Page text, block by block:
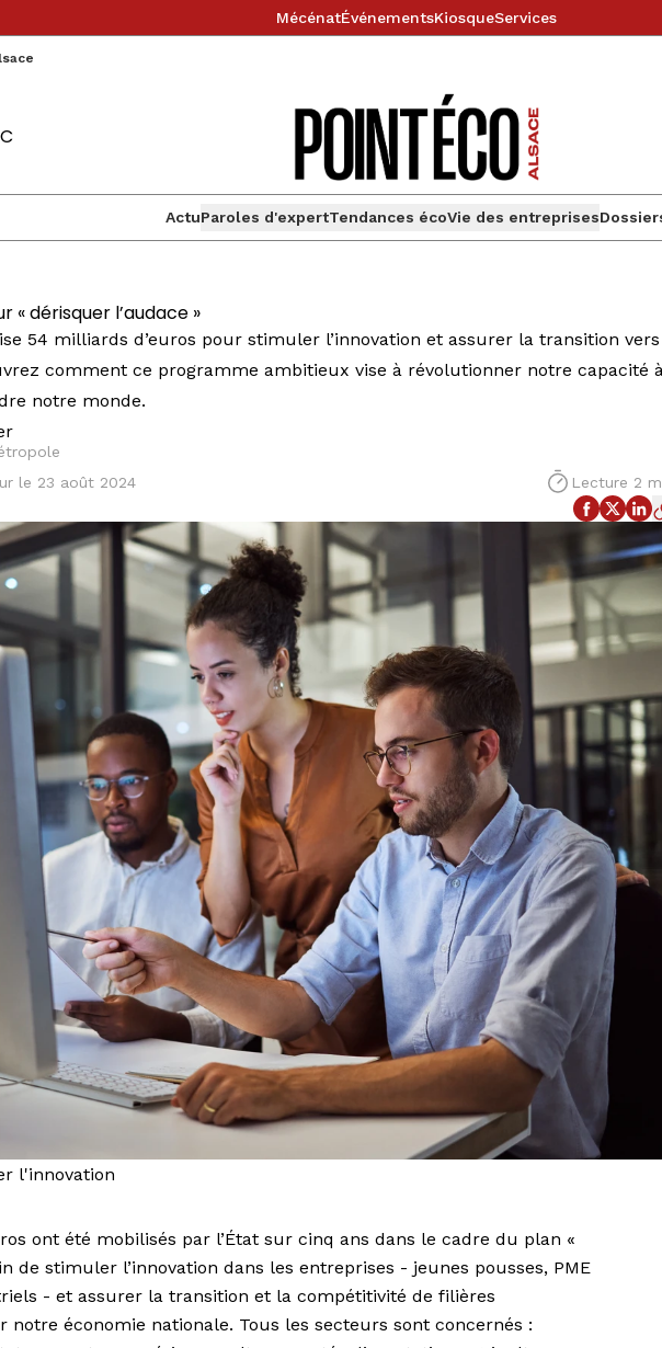
MécénatÉvénementsKiosqueServices
ActuParoles d'expertTendances écoVie des entreprises
« dérisquer l’audace »
54 milliards d’euros pour stimuler l’innovation et assurer la transition vers
comment ce programme ambitieux vise à révolutionner notre capacité
notre monde.
le 23 août 2024
Lecture 2
l'innovation
ont été mobilisés par l’État sur cinq ans dans le cadre du plan «
de stimuler l’innovation dans les entreprises - jeunes pousses, PME
- et assurer la transition et la compétitivité de filières
notre économie nationale. Tous les secteurs sont concernés :